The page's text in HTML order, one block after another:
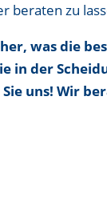
beraten zu
was die
in der
uns! Wir